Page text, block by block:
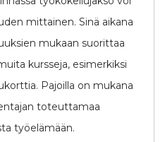
mittainen. Sinä aikana
mukaan suorittaa
kursseja, esimerkiksi
Pajoilla on mukana
toteuttamaa
työelämään.